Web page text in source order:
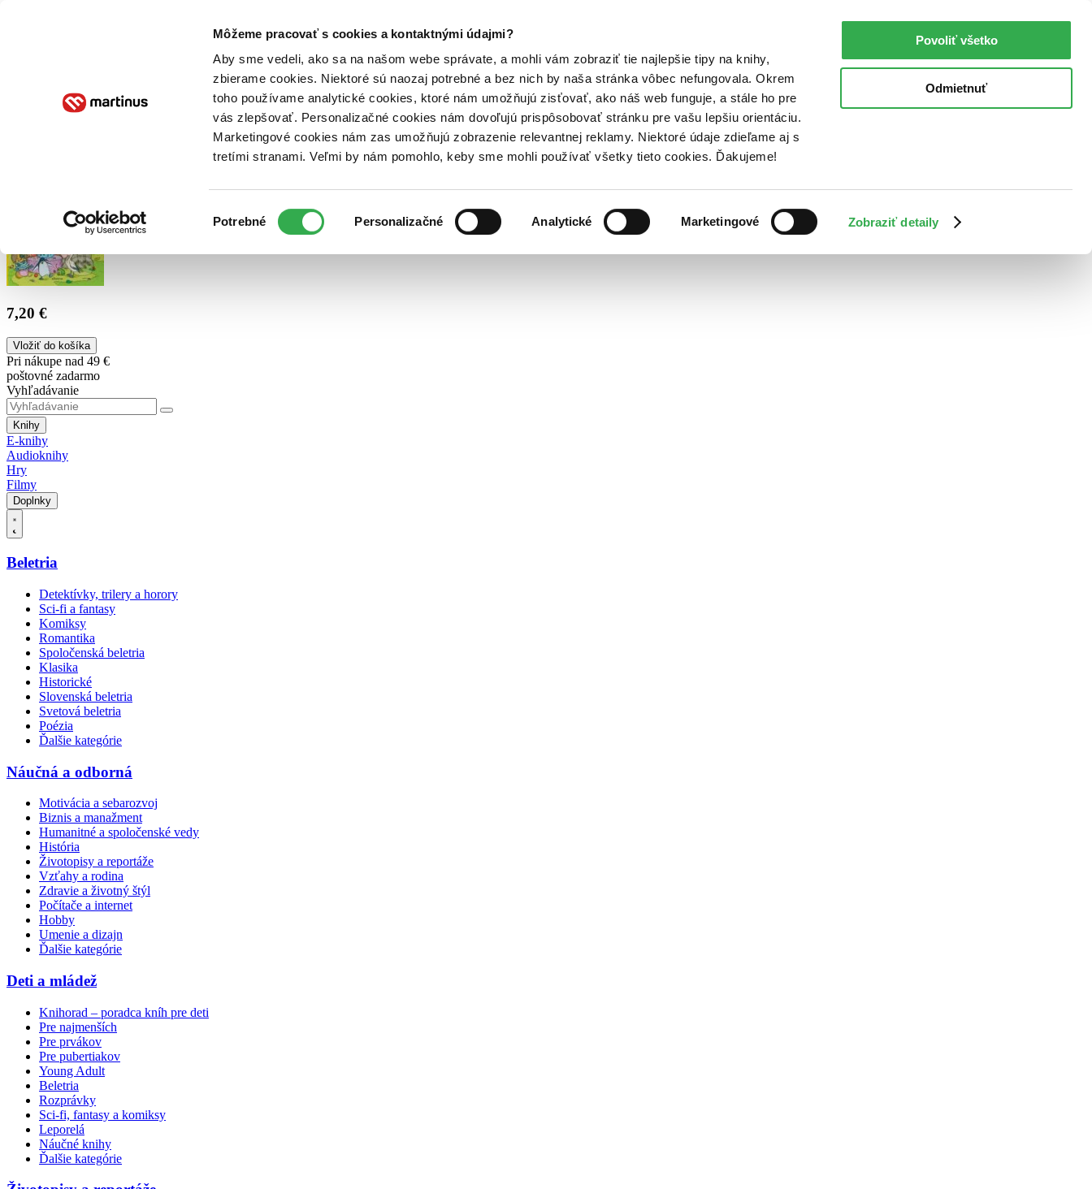
Môžeme pracovať s cookies a kontaktnými údajmi?
Aby sme vedeli, ako sa na našom webe správate, a mohli vám zobraziť tie najlepšie tipy na knihy,
zbierame cookies. Niektoré sú naozaj potrebné a bez nich by naša stránka vôbec nefungovala. Okrem
toho používame analytické cookies, ktoré nám umožňujú zisťovať, ako náš web funguje, a stále ho pre
vás zlepšovať. Personalizačné cookies nám dovoľujú prispôsobovať stránku pre vašu lepšiu orientáciu.
Marketingové cookies nám zas umožňujú zobrazenie relevantnej reklamy. Niektoré údaje zdieľame aj s
tretími stranami. Veľmi by nám pomohlo, keby sme mohli používať všetky tieto cookies. Ďakujeme!
súhlasu
Potrebné Personalizačné Analytické Marketingové Zobraziť detaily
Povoliť všetko
Odmietnuť
Poukážky Kontakt
7,20 €
Vložiť do košíka
Pri nákupe nad 49 €
poštovné zadarmo
Vyhľadávanie
Knihy
E-knihy
Audioknihy
Hry
Filmy
Doplnky
Beletria
Detektívky, trilery a horory
Sci-fi a fantasy
Komiksy
Romantika
Spoločenská beletria
Klasika
Historické
Slovenská beletria
Svetová beletria
Poézia
Ďalšie kategórie
Náučná a odborná
Motivácia a sebarozvoj
Biznis a manažment
Humanitné a spoločenské vedy
História
Životopisy a reportáže
Vzťahy a rodina
Zdravie a životný štýl
Počítače a internet
Hobby
Umenie a dizajn
Ďalšie kategórie
Deti a mládež
Knihorad – poradca kníh pre deti
Pre najmenších
Pre prvákov
Pre pubertiakov
Young Adult
Beletria
Rozprávky
Sci-fi, fantasy a komiksy
Leporelá
Náučné knihy
Ďalšie kategórie